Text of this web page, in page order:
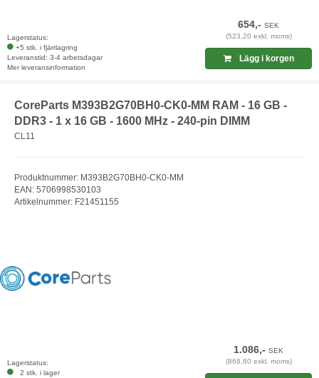
Lagerstatus:
+5 stk. i fjärrlagring
Leveranstid: 3-4 arbetsdagar
Mer leveransinformation
654,-SEK
(523,20 exkl. moms)
Lägg i korgen
CoreParts M393B2G70BH0-CK0-MM RAM - 16 GB -
DDR3 - 1 x 16 GB - 1600 MHz - 240-pin DIMM
CL11
Produktnummer: M393B2G70BH0-CK0-MM
EAN: 5706998530103
Artikelnummer: F21451155
Lagerstatus:
2 stk. i lager
1.086,-SEK
(868,80 exkl. moms)